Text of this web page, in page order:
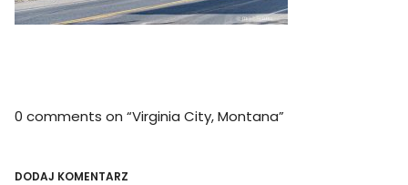
Dom na kółkach
0 comments on “Virginia City, Montana”
DODAJ KOMENTARZ